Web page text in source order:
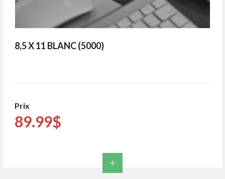
8,5 X 11 BLANC (5000)
Prix
89.99$